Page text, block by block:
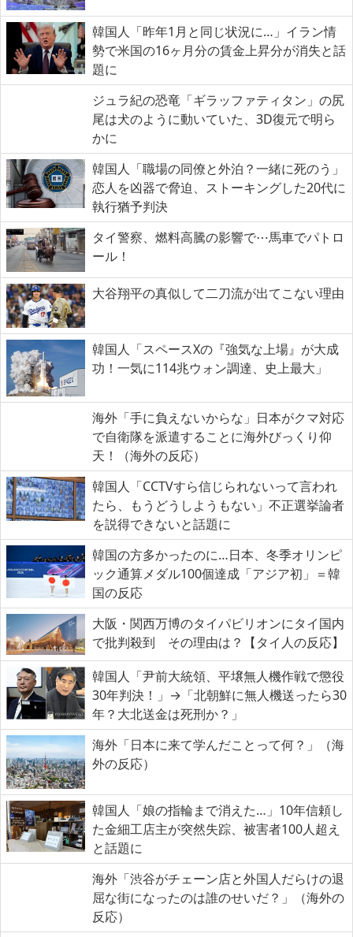
韓国人「昨年1月と同じ状況に…」イラン情
勢で米国の16ヶ月分の賃金上昇分が消失と話
題に
ジュラ紀の恐竜「ギラッファティタン」の尻
尾は犬のように動いていた、3D復元で明ら
かに
韓国人「職場の同僚と外泊？一緒に死のう」
恋人を凶器で脅迫、ストーキングした20代に
執行猶予判決
タイ警察、燃料高騰の影響で⋯馬車でパトロ
ール！
大谷翔平の真似して二刀流が出てこない理由
韓国人「スペースXの『強気な上場』が大成
功！一気に114兆ウォン調達、史上最大」
海外「手に負えないからな」日本がクマ対応
で自衛隊を派遣することに海外びっくり仰
天！（海外の反応）
韓国人「CCTVすら信じられないって言われ
たら、もうどうしようもない」不正選挙論者
を説得できないと話題に
韓国の方多かったのに…日本、冬季オリンピ
ック通算メダル100個達成「アジア初」＝韓
国の反応
大阪・関西万博のタイパビリオンにタイ国内
で批判殺到 その理由は？【タイ人の反応】
韓国人「尹前大統領、平壌無人機作戦で懲役
30年判決！」→「北朝鮮に無人機送ったら30
年？大北送金は死刑か？」
海外「日本に来て学んだことって何？」（海
外の反応）
韓国人「娘の指輪まで消えた…」10年信頼し
た金細工店主が突然失踪、被害者100人超え
と話題に
海外「渋谷がチェーン店と外国人だらけの退
屈な街になったのは誰のせいだ？」（海外の
反応）